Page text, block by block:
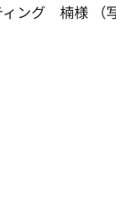
ング 楠様 （写